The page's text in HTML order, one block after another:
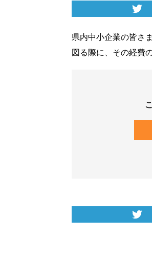
県内中小企業の皆さ
図る際に、その経費